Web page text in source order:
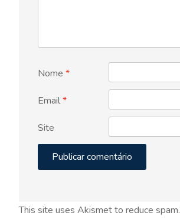
Nome *
Email*
Site
This site uses Akismet to reduce spam.